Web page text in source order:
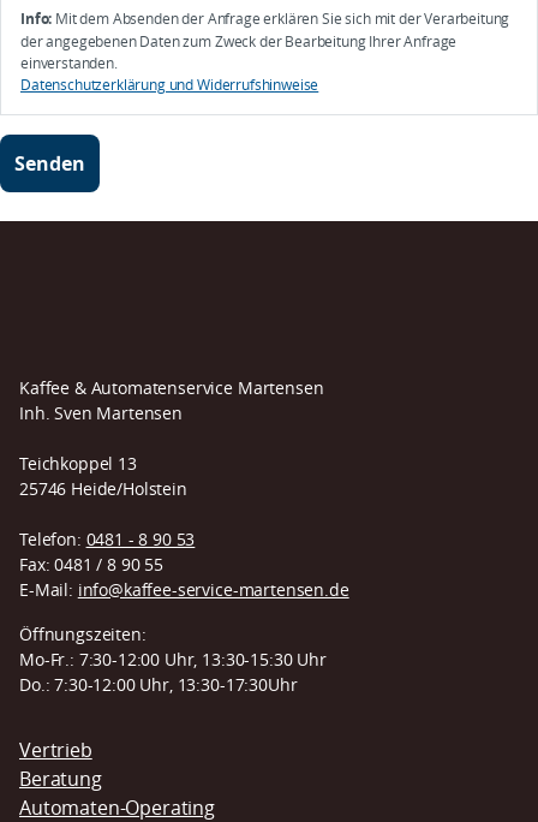
Info: Mit dem Absenden der Anfrage erklären Sie sich mit der Verarbeitung
der angegebenen Daten zum Zweck der Bearbeitung Ihrer Anfrage
einverstanden.
Datenschutzerklärung und Widerrufshinweise
Senden
Kaffee & Automatenservice Martensen
Inh. Sven Martensen
Teichkoppel 13
25746 Heide/Holstein
Telefon: 0481 - 8 90 53
Fax: 0481 / 8 90 55
E-Mail: info@kaffee-service-martensen.de
Öffnungszeiten:
Mo-Fr.: 7:30-12:00 Uhr, 13:30-15:30 Uhr
Do.: 7:30-12:00 Uhr, 13:30-17:30Uhr
Navigation
überspringen
Vertrieb
Beratung
Automaten-Operating